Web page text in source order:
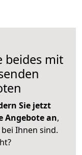
beides mit
Sie jetzt
Angebote an,
Ihnen sind.